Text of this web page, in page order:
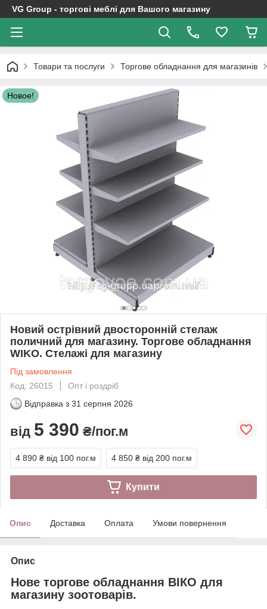
VG Group - торгові меблі для Вашого магазину
Товари та послуги Торгове обладнання для магазинів
Новое!
Новий острівний двосторонній стелаж
поличний для магазину. Торгове обладнання
WIKO. Стелажі для магазину
Під замовлення
Код: 26015
Опт і роздріб
Відправка з 31 серпня 2026
від 5 390 ₴/пог.м
4 890 ₴ від 100 пог.м 4 850 ₴ від 200 пог.м
Купити
Опис Доставка Оплата Умови повернення
Опис
Нове торгове обладнання ВІКО для
магазину зоотоварів.